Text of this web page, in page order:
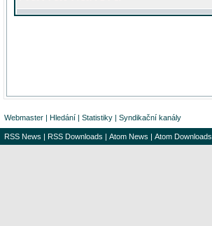
Webmaster | Hledání | Statistiky | Syndikační kanály
RSS News | RSS Downloads | Atom News | Atom Downloads